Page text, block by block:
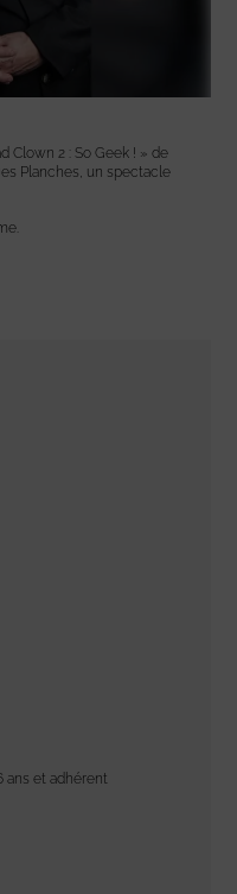
Clown 2 : So Geek ! » de
Planches, un spectacle
ans et adhérent